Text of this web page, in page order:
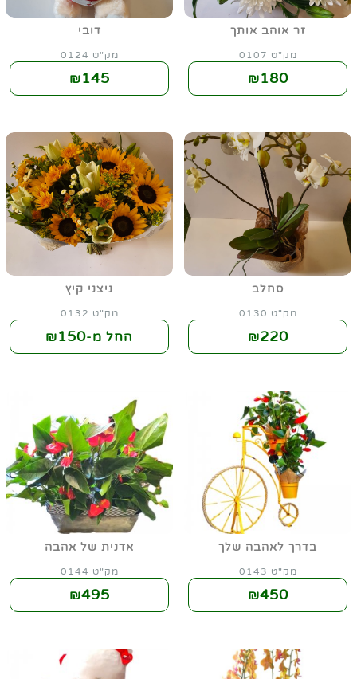
זר אוהב אותך
מק"ט 0107
₪180
דובי
מק"ט 0124
₪145
סחלב
מק"ט 0130
₪220
ניצני קיץ
מק"ט 0132
החל מ-₪150
בדרך לאהבה שלך
מק"ט 0143
₪450
אדנית של אהבה
מק"ט 0144
₪495